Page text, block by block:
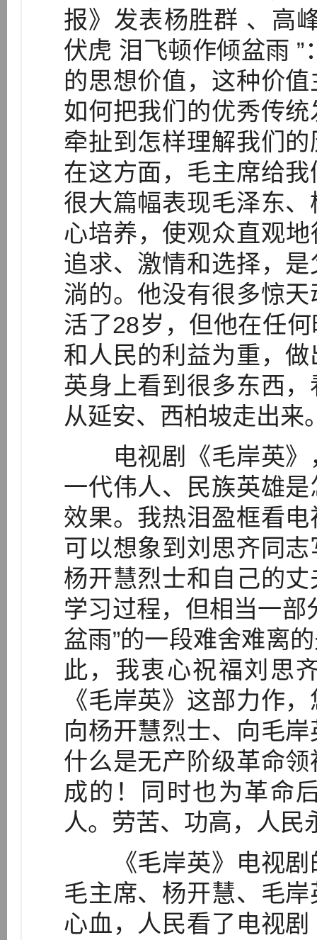
报》发表杨胜群 、高
伏虎 泪飞顿作倾盆雨 ”
的思想价值，这种价
如何把我们的优秀传
牵扯到怎样理解我们
在这方面，毛主席给
很大篇幅表现毛泽东
心培养，使观众直观
追求、激情和选择，
淌的。他没有很多惊
活了28岁，但他在任
和人民的利益为重，
英身上看到很多东西
从延安、西柏坡走出来
电视剧《毛岸英》
一代伟人、民族英雄
效果。我热泪盈框看
可以想象到刘思齐同
杨开慧烈士和自己的
学习过程，但相当一部
盆雨”的一段难舍难离
此，我衷心祝福刘思
《毛岸英》这部力作
向杨开慧烈士、向毛
什么是无产阶级革命
成的！同时也为革命
人。劳苦、功高，人民
《毛岸英》电视剧
毛主席、杨开慧、毛
心血，人民看了电视